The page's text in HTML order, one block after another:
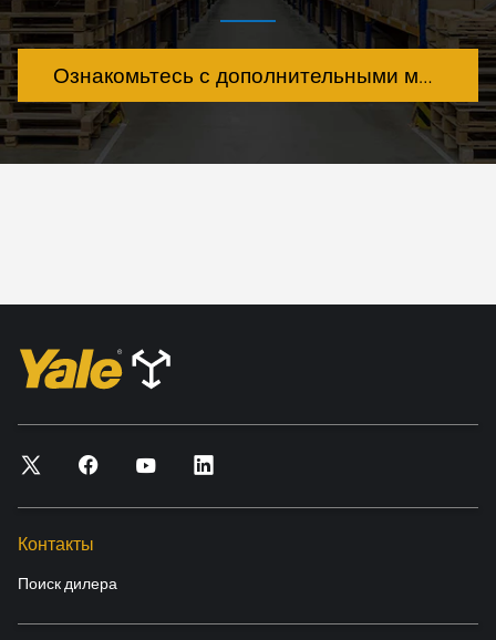
Ознакомьтесь с дополнительными моделями
Контакты
Поиск дилера